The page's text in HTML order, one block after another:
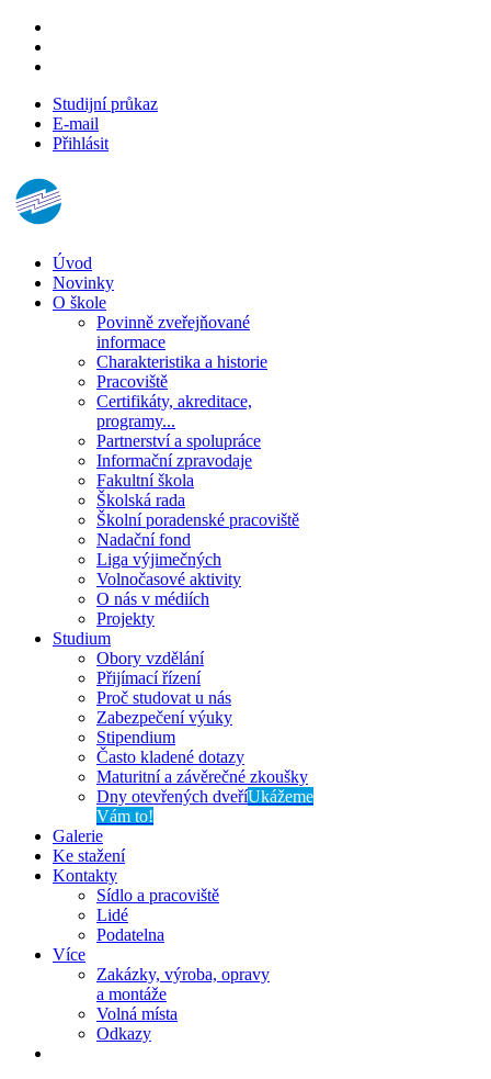
Studijní průkaz
E-mail
Přihlásit
Úvod
Novinky
O škole
Povinně zveřejňované
informace
Charakteristika a historie
Pracoviště
Certifikáty, akreditace,
programy...
Partnerství a spolupráce
Informační zpravodaje
Fakultní škola
Školská rada
Školní poradenské pracoviště
Nadační fond
Liga výjimečných
Volnočasové aktivity
O nás v médiích
Projekty
Studium
Obory vzdělání
Přijímací řízení
Proč studovat u nás
Zabezpečení výuky
Stipendium
Často kladené dotazy
Maturitní a závěrečné zkoušky
Dny otevřených dveříUkážeme
Vám to!
Galerie
Ke stažení
Kontakty
Sídlo a pracoviště
Lidé
Podatelna
Více
Zakázky, výroba, opravy
a montáže
Volná místa
Odkazy